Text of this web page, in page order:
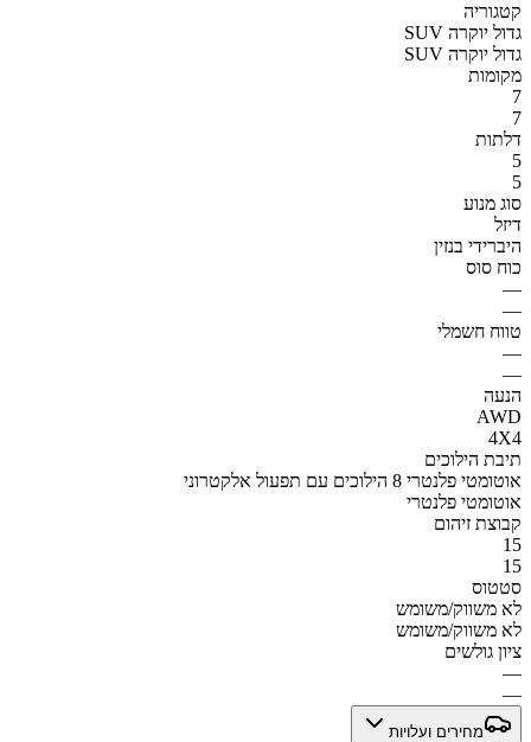
קטגוריה
SUV גדול יוקרה
SUV גדול יוקרה
מקומות
7
7
דלתות
5
5
סוג מנוע
דיזל
היברידי בנזין
כוח סוס
—
—
טווח חשמלי
—
—
הנעה
AWD
4X4
תיבת הילוכים
אוטומטי פלנטרי 8 הילוכים עם תפעול אלקטרוני
אוטומטי פלנטרי
קבוצת זיהום
15
15
סטטוס
לא משווק/משומש
לא משווק/משומש
ציון גולשים
—
—
מחירים ועלויות